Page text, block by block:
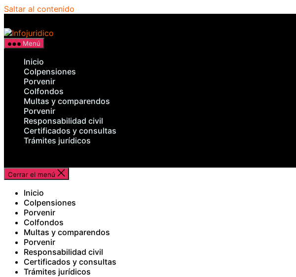
Saltar al contenido
Menú
Inicio
Colpensiones
Porvenir
Colfondos
Multas y comparendos
Porvenir
Responsabilidad civil
Certificados y consultas
Trámites jurídicos
Cerrar el menú
Inicio
Colpensiones
Porvenir
Colfondos
Multas y comparendos
Porvenir
Responsabilidad civil
Certificados y consultas
Trámites jurídicos